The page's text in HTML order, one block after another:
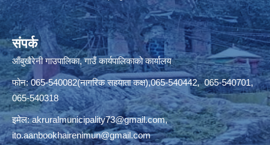
संपर्क
आँबुखैरेनी गाउपालिका, गाउँ कार्यपालिकाको कार्यालय
फोन: 065-540082(नागरिक सहयाता कक्ष),065-540442, 065-540701,
065-540318
इमेल:akruralmunicipality73@gmail.com,
ito.aanbookhairenimun@gmail.com